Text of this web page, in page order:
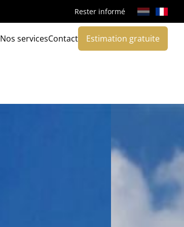
Rester informé
Nos servicesContact Estimation gratuite